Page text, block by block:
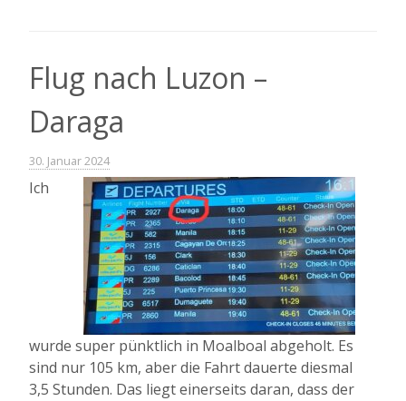
Flug nach Luzon –
Daraga
30. Januar 2024
Ich
wurde super pünktlich in Moalboal abgeholt. Es
sind nur 105 km, aber die Fahrt dauerte diesmal
3,5 Stunden. Das liegt einerseits daran, dass der